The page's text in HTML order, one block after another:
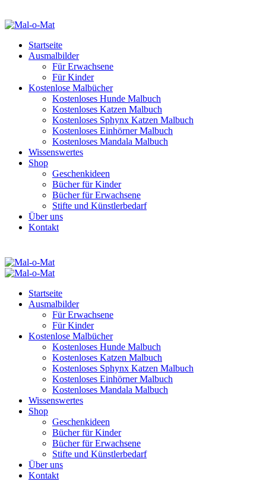
Startseite
Ausmalbilder
Für Erwachsene
Für Kinder
Kostenlose Malbücher
Kostenloses Hunde Malbuch
Kostenloses Katzen Malbuch
Kostenloses Sphynx Katzen Malbuch
Kostenloses Einhörner Malbuch
Kostenloses Mandala Malbuch
Wissenswertes
Shop
Geschenkideen
Bücher für Kinder
Bücher für Erwachsene
Stifte und Künstlerbedarf
Über uns
Kontakt
Startseite
Ausmalbilder
Für Erwachsene
Für Kinder
Kostenlose Malbücher
Kostenloses Hunde Malbuch
Kostenloses Katzen Malbuch
Kostenloses Sphynx Katzen Malbuch
Kostenloses Einhörner Malbuch
Kostenloses Mandala Malbuch
Wissenswertes
Shop
Geschenkideen
Bücher für Kinder
Bücher für Erwachsene
Stifte und Künstlerbedarf
Über uns
Kontakt